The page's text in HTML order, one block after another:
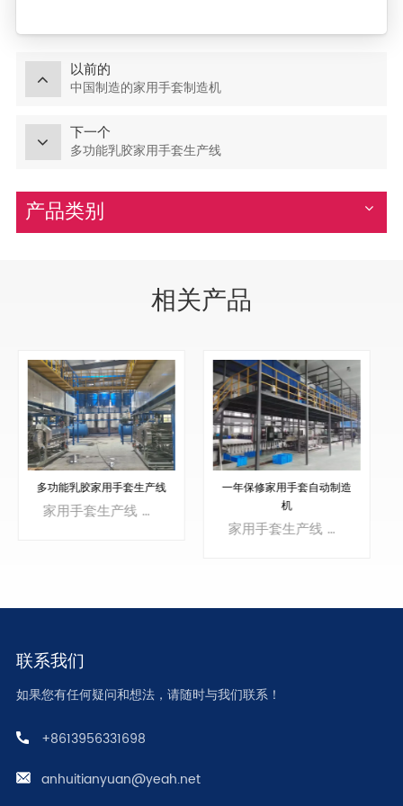
以前的
中国制造的家用手套制造机
下一个
多功能乳胶家用手套生产线
产品类别
相关产品
一年保修家用手套自动制造
机
中国制造的家用手套制造机
了解更多
联系我们
如果您有任何疑问和想法，请随时与我们联系！
+8613956331698
anhuitianyuan@yeah.net